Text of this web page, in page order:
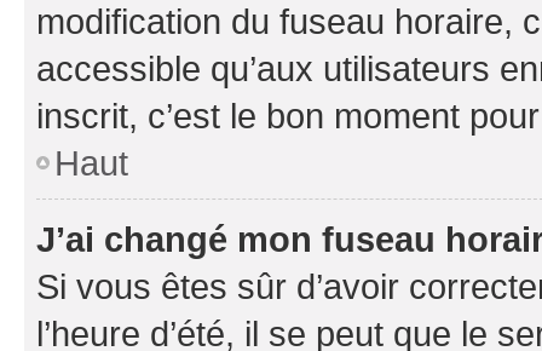
modification du fuseau horaire,
accessible qu’aux utilisateurs
inscrit, c’est le bon moment
Haut
J’ai changé mon fuseau
Si vous êtes sûr d’avoir
l’heure d’été, il se peut que le